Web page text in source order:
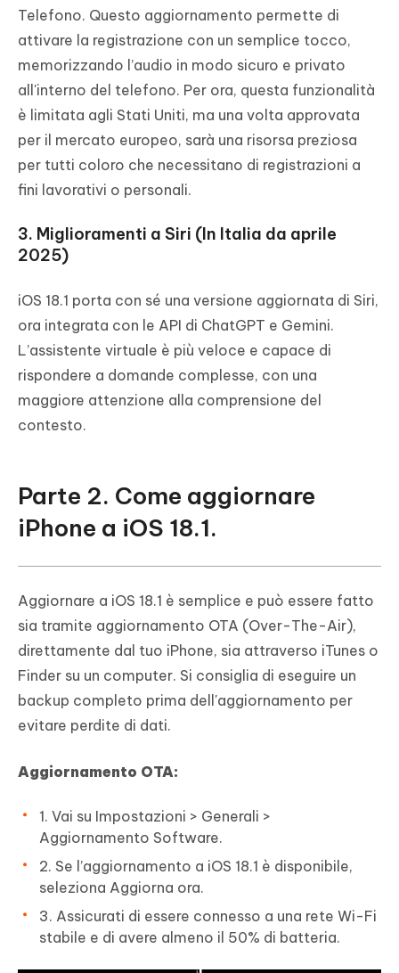
Telefono. Questo aggiornamento permette di
attivare la registrazione con un semplice tocco,
memorizzando l’audio in modo sicuro e privato
all'interno del telefono. Per ora, questa funzionalità
è limitata agli Stati Uniti, ma una volta approvata
per il mercato europeo, sarà una risorsa preziosa
per tutti coloro che necessitano di registrazioni a
fini lavorativi o personali.
3. Miglioramenti a Siri (In Italia da aprile
2025)
iOS 18.1 porta con sé una versione aggiornata di Siri,
ora integrata con le API di ChatGPT e Gemini.
L’assistente virtuale è più veloce e capace di
rispondere a domande complesse, con una
maggiore attenzione alla comprensione del
contesto.
Parte 2. Come aggiornare
iPhone a iOS 18.1.
Aggiornare a iOS 18.1 è semplice e può essere fatto
sia tramite aggiornamento OTA (Over-The-Air),
direttamente dal tuo iPhone, sia attraverso iTunes o
Finder su un computer. Si consiglia di eseguire un
backup completo prima dell'aggiornamento per
evitare perdite di dati.
Aggiornamento OTA:
1. Vai su Impostazioni > Generali >
Aggiornamento Software.
2. Se l’aggiornamento a iOS 18.1 è disponibile,
seleziona Aggiorna ora.
3. Assicurati di essere connesso a una rete Wi-Fi
stabile e di avere almeno il 50% di batteria.